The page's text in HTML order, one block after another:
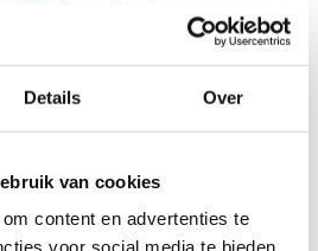
Details Over
van cookies
content en advertenties te
voor social media te bieden
te schrijven. Respecteer je
kunnen wij beslissen jouw
Wij behouden ons het recht
aan te brengen in het
zonder de feitelijke
onze routestructuren, neem een